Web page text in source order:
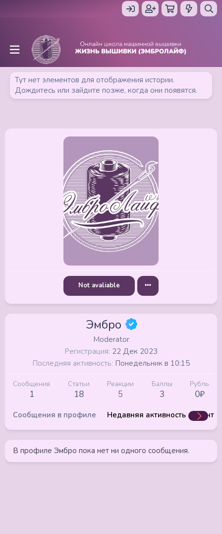
Тут нет элементов для отображения истории.
Дождитесь или зайдите позже, когда они появятся.
Not avaliable
Эмбро
Moderator
Регистрация 22 Дек 2023
Последняя активность Понедельник в 10:15
Сообщения
1
Статьи
18
Реакции
5
Баллы
3
Рубль
0₽
Сообщения в профиле Недавняя активность
В профиле Эмбро пока нет ни одного сообщения.